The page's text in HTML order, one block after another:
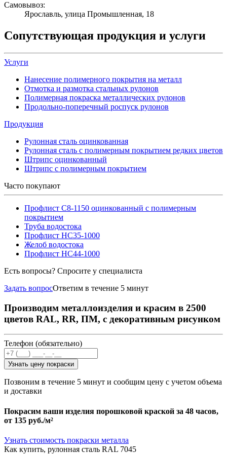
Самовывоз:
Ярославль, улица Промышленная, 18
Сопутствующая продукция и услуги
Услуги
Нанесение полимерного покрытия на металл
Отмотка и размотка стальных рулонов
Полимерная покраска металлических рулонов
Продольно-поперечный роспуск рулонов
Продукция
Рулонная сталь оцинкованная
Рулонная сталь с полимерным покрытием редких цветов
Штрипс оцинкованный
Штрипс с полимерным покрытием
Часто покупают
Профлист С8-1150 оцинкованный с полимерным
покрытием
Труба водостока
Профлист НС35-1000
Желоб водостока
Профлист НС44-1000
Есть вопросы? Спросите у специалиста
Задать вопросОтветим в течение 5 минут
Производим металлоизделия и красим в 2500
цветов RAL, RR, ПМ, с декоративным рисунком
Телефон (обязательно)
Узнать цену покраски
Позвоним в течение 5 минут и сообщим цену с учетом объема
и доставки
Покрасим ваши изделия порошковой краской за 48 часов,
от 135 руб./м²
Узнать стоимость покраски металла
Как купить, рулонная сталь RAL 7045